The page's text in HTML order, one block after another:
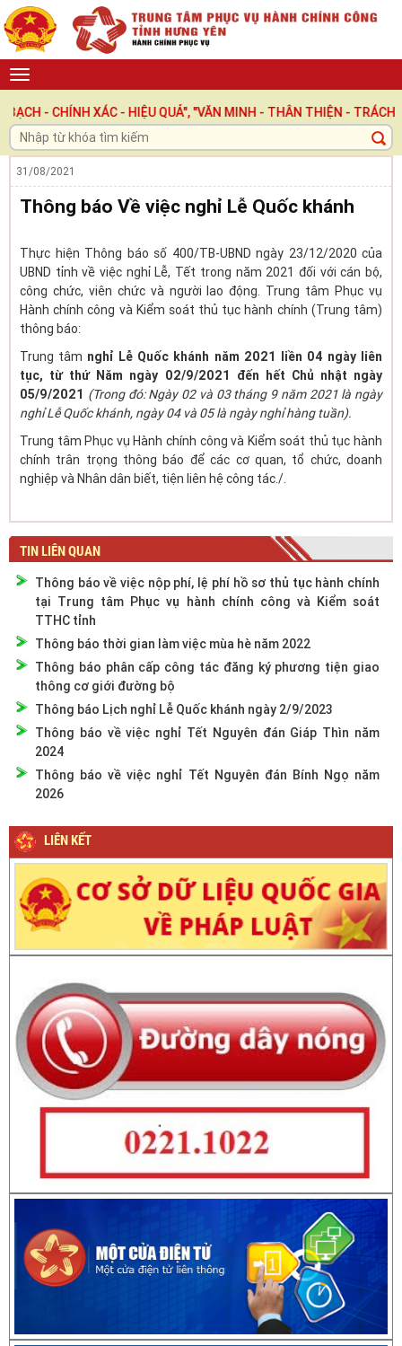
XÁC - HIỆU QUẢ", "VĂN MINH - THÂN THIỆN - TRÁCH
31/08/2021
Thông báo Về việc nghỉ Lễ Quốc khánh
Thực hiện Thông báo số 400/TB-UBND ngày 23/12/2020 của
UBND tỉnh về việc nghỉ Lễ, Tết trong năm 2021 đối với cán bộ,
công chức, viên chức và người lao động. Trung tâm Phục vụ
Hành chính công và Kiểm soát thủ tục hành chính (Trung tâm)
thông báo:
Trung tâm nghỉ Lễ Quốc khánh năm 2021 liền 04 ngày liên
tục, từ thứ Năm ngày 02/9/2021 đến hết Chủ nhật ngày
05/9/2021 (Trong đó: Ngày 02 và 03 tháng 9 năm 2021 là ngày
nghỉ Lễ Quốc khánh, ngày 04 và 05 là ngày nghỉ hàng tuần).
Trung tâm Phục vụ Hành chính công và Kiểm soát thủ tục hành
chính trân trọng thông báo để các cơ quan, tổ chức, doanh
nghiệp và Nhân dân biết, tiện liên hệ công tác./.
TIN LIÊN QUAN
Thông báo về việc nộp phí, lệ phí hồ sơ thủ tục hành chính
tại Trung tâm Phục vụ hành chính công và Kiểm soát
TTHC tỉnh
Thông báo thời gian làm việc mùa hè năm 2022
Thông báo phân cấp công tác đăng ký phương tiện giao
thông cơ giới đường bộ
Thông báo Lịch nghỉ Lễ Quốc khánh ngày 2/9/2023
Thông báo về việc nghỉ Tết Nguyên đán Giáp Thìn năm
2024
Thông báo về việc nghỉ Tết Nguyên đán Bính Ngọ năm
2026
LIÊN KẾT